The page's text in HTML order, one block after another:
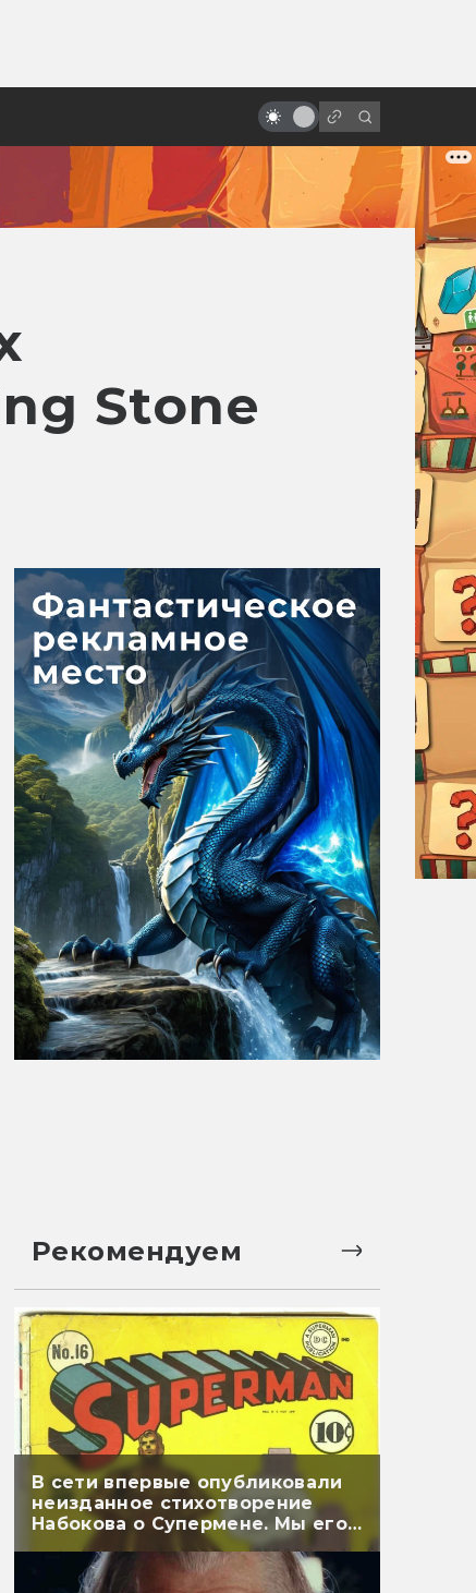
Миядзаки!)
Stone
Рекомендуем
В сети впервые опубликовали
неизданное стихотворение
Набокова о Супермене. Мы его
перевели